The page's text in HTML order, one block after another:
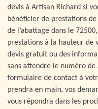
devis à Artisan Richard si
bénéficier de prestations
de l’abattage dans le
prestations à la hauteur de
devis gratuit ou des
sans attendre le numéro
formulaire de contact à
prendra en main, vos
vous répondra dans les